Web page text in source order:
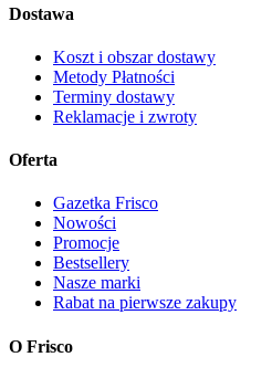
Dostawa
Koszt i obszar dostawy
Metody Płatności
Terminy dostawy
Reklamacje i zwroty
Oferta
Gazetka Frisco
Nowości
Promocje
Bestsellery
Nasze marki
Rabat na pierwsze zakupy
O Frisco